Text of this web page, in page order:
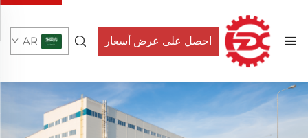
احصل على عرض أسعار AR